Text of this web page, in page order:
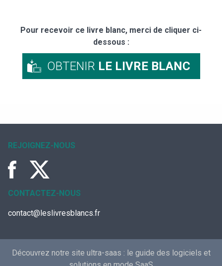
Pour recevoir ce livre blanc, merci de cliquer ci-
dessous :
OBTENIR LE LIVRE BLANC
REJOIGNEZ-NOUS
CONTACTEZ-NOUS
contact@leslivresblancs.fr
Découvrez notre site ultra-saas : le guide des logiciels et